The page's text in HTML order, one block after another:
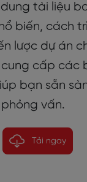
tài liệu
biến, cách
lược dự án
cấp các
bạn sẵn
vấn.
Tải ngay